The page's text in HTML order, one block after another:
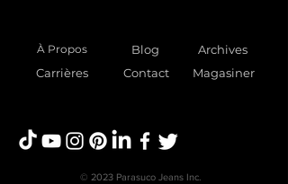
À Propos Blog
Archives
Carrières
Contact Magasiner
© 2023 Parasuco Jeans Inc.